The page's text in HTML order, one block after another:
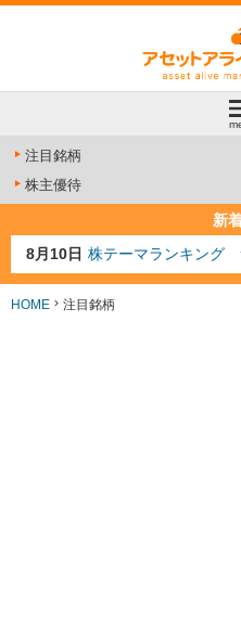
注目銘柄
株主優待
新
8月10日 株テーマランキング
8月9日 資源注目株 8月9日更
8月4日 AI注目株 8月4日更新
8月3日 人気業種注目株 8月3
HOME 注目銘柄